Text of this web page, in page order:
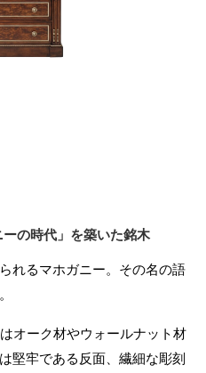
の時代」を築いた銘木
れるマホガニー。その名の語
オーク材やウォールナット材
堅牢である反面、繊細な彫刻